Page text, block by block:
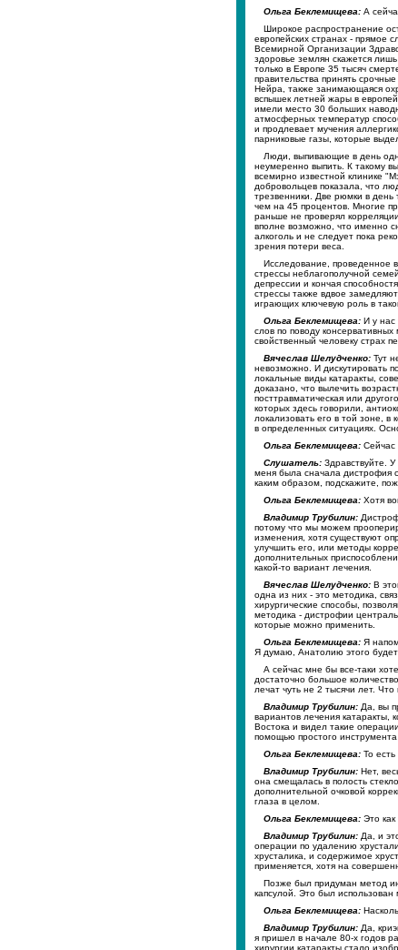
Ольга Беклемищева: А
Широкое распространение
европейских странах - прямое
Всемирной Организации
здоровье землян скажется
только в Европе 35 тысяч
правительства принять
Нейра, также занимающаяся
вспышек летней жары в
имели место 30 больших
атмосферных температур
и продлевает мучения
парниковые газы, которые
Люди, выпивающие в день
неумеренно выпить. К такому
всемирно известной клинике
добровольцев показала, что
трезвенники. Две рюмки в
чем на 45 процентов. Многие
раньше не проверял
вполне возможно, что именно
алкоголь и не следует пока
зрения потери веса.
Исследование, проведенное
стрессы неблагополучной
депрессии и кончая
стрессы также вдвое
играющих ключевую роль в
Ольга Беклемищева: И у нас
слов по поводу
свойственный человеку страх
Вячеслав Шелудченко: Тут
невозможно. И дискутировать
локальные виды катаракты,
доказано, что вылечить
посттравматическая или
которых здесь говорили,
локализовать его в той зоне,
в определенных ситуациях.
Ольга Беклемищева: Сейчас
Слушатель: Здравствуйте.
меня была сначала дистрофия
каким образом, подскажите,
Ольга Беклемищева: Хотя
Владимир Трубилин:
потому что мы можем
изменения, хотя существуют
улучшить его, или методы
дополнительных
какой-то вариант лечения.
Вячеслав Шелудченко: В
одна из них - это методика,
хирургические способы,
методика - дистрофии
которые можно применить.
Ольга Беклемищева: Я
Я думаю, Анатолию этого будет
А сейчас мне бы все-таки
достаточно большое
лечат чуть не 2 тысячи лет.
Владимир Трубилин: Да, вы
вариантов лечения катаракты,
Востока и видел такие
помощью простого
Ольга Беклемищева: То есть
Владимир Трубилин: Нет,
она смещалась в полость
дополнительной очковой
глаза в целом.
Ольга Беклемищева: Это
Владимир Трубилин: Да, и
операции по удалению
хрусталика, и содержимое
применяется, хотя на
Позже был придуман метод
капсулой. Это был использован
Ольга Беклемищева:
Владимир Трубилин: Да,
я пришел в начале 80-х годов
хирургии катаракты стало